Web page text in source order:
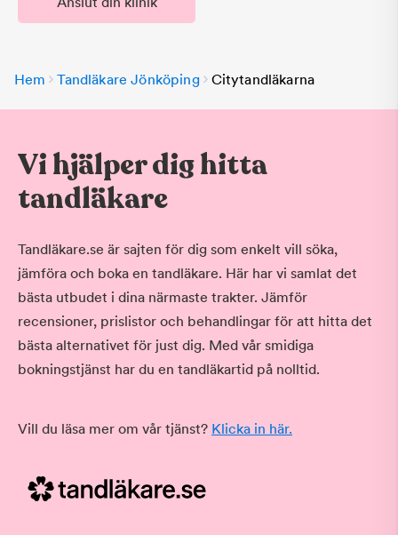
Hem Tandläkare Jönköping Citytandläkarna
Vi hjälper dig hitta
tandläkare
Tandläkare.se är sajten för dig som enkelt vill söka,
jämföra och boka en tandläkare. Här har vi samlat det
bästa utbudet i dina närmaste trakter. Jämför
recensioner, prislistor och behandlingar för att hitta det
bästa alternativet för just dig. Med vår smidiga
bokningstjänst har du en tandläkartid på nolltid.
Vill du läsa mer om vår tjänst? Klicka in här.